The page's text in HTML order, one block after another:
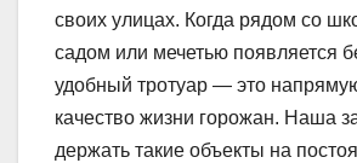
своих улицах. Когда рядом со
садом или мечетью появляется
удобный тротуар — это
качество жизни горожан. Наша
держать такие объекты на